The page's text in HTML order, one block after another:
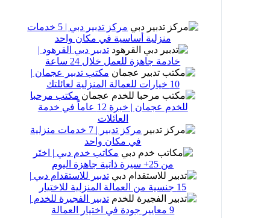
مركز تدبير دبي | 5 خدمات
منزلية أساسية في مكان واحد
تدبير دبي القرهود |
خادمة جاهزة للعمل خلال 24 ساعة
مكتب تدبير عجمان |
10 خيارات للعمالة المنزلية لعائلتك
مكتب مرحبا
للخدم عجمان | خبرة 12 عاماً في خدمة
العائلات
مركز تدبير | 7 خدمات منزلية
في مكان واحد
مكاتب خدم دبي | اختَر
من 25+ سيرة ذاتية جاهزة اليوم
تدبير للاستقدام دبي |
15 جنسية من العمالة المنزلية للاختيار
تدبير الفجيرة للخدم |
9 معايير جودة في اختيار العمالة